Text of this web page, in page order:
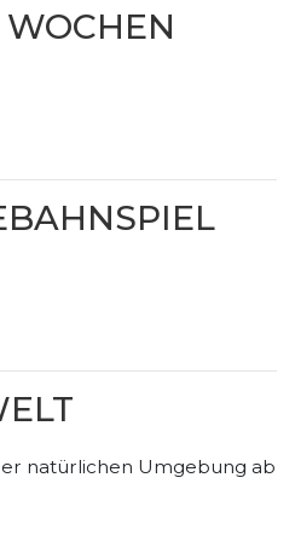
natürlichen Umgebung ab